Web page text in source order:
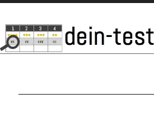
SKIP